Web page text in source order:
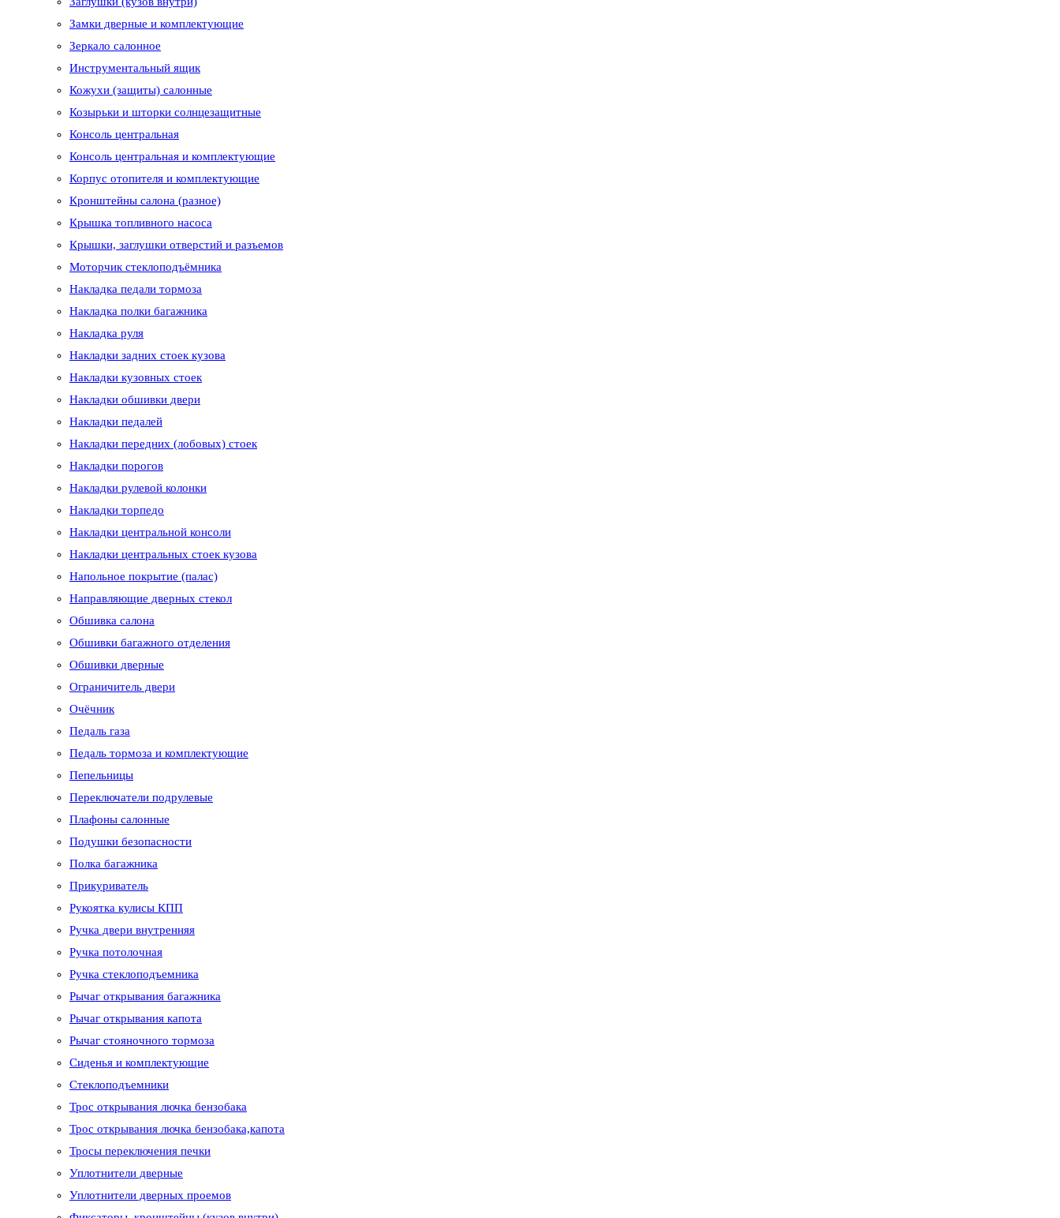
Замки дверные и комплектующие
Зеркало салонное
Инструментальный ящик
Кожухи (защиты) салонные
Козырьки и шторки солнцезащитные
Консоль центральная
Консоль центральная и комплектующие
Корпус отопителя и комплектующие
Кронштейны салона (разное)
Крышка топливного насоса
Крышки, заглушки отверстий и разъемов
Моторчик стеклоподъёмника
Накладка педали тормоза
Накладка полки багажника
Накладка руля
Накладки задних стоек кузова
Накладки кузовных стоек
Накладки обшивки двери
Накладки педалей
Накладки передних (лобовых) стоек
Накладки порогов
Накладки рулевой колонки
Накладки торпедо
Накладки центральной консоли
Накладки центральных стоек кузова
Напольное покрытие (палас)
Направляющие дверных стекол
Обшивка салона
Обшивки багажного отделения
Обшивки дверные
Ограничитель двери
Очёчник
Педаль газа
Педаль тормоза и комплектующие
Пепельницы
Переключатели подрулевые
Плафоны салонные
Подушки безопасности
Полка багажника
Прикуриватель
Рукоятка кулисы КПП
Ручка двери внутренняя
Ручка потолочная
Ручка стеклоподъемника
Рычаг открывания багажника
Рычаг открывания капота
Рычаг стояночного тормоза
Сиденья и комплектующие
Стеклоподъемники
Трос открывания лючка бензобака
Трос открывания лючка бензобака,капота
Тросы переключения печки
Уплотнители дверные
Уплотнители дверных проемов